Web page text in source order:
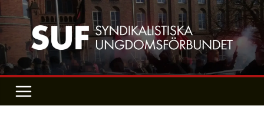
Skip
to
content